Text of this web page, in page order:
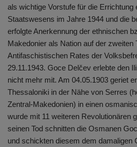
als wichtige Vorstufe für die
Staatswesens im Jahre 1944 und die
erfolgte Anerkennung der ethnischen
Makedonier als Nation auf der zweiten
Antifaschistischen Rates der
29.11.1943. Goce Delčev erlebte den
nicht mehr mit. Am 04.05.1903 geriet
Thessaloniki in der Nähe von Serres
Zentral-Makedonien) in einen
wurde mit 11 weiteren Revolutionären
seinen Tod schnitten die Osmanen
und schickten diesem dem damaligen